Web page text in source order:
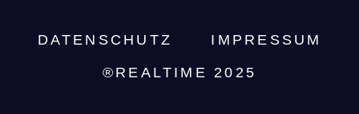
DATENSCHUTZ­ IMPRESSUM
®REALTIME 2025